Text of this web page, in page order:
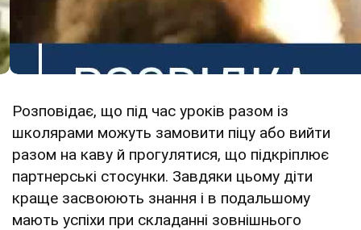
Розповідає, що під час уроків разом із
школярами можуть замовити піцу або вийти
разом на каву й прогулятися, що підкріплює
партнерські стосунки. Завдяки цьому діти
краще засвоюють знання і в подальшому
мають успіхи при складанні зовнішнього